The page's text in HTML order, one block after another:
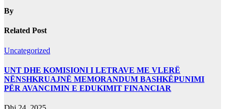
By
Related Post
Uncategorized
UNT DHE KOMISIONI I LETRAVE ME VLERË
NËNSHKRUAJNË MEMORANDUM BASHKËPUNIMI
PËR AVANCIMIN E EDUKIMIT FINANCIAR